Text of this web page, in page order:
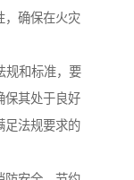
，确保在火灾
规和标准，要
保其处于良好
足法规要求的